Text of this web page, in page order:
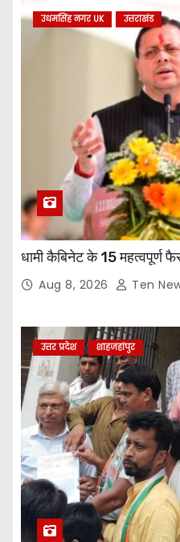
उधमसिंह नगर UK उत्तराखंड
धामी कैबिनेट के 15 महत्वपूर्ण
Aug 8, 2026 Ten
उत्तर प्रदेश शाहजहांपुर